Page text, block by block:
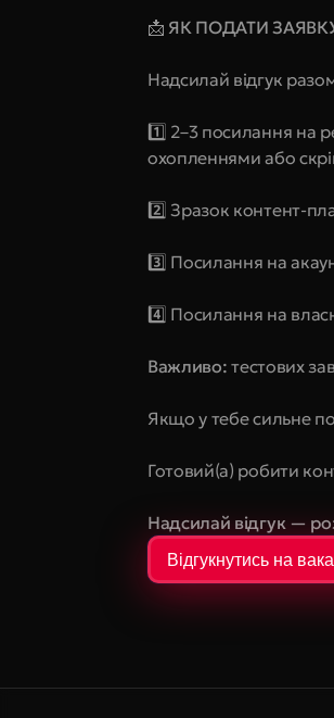
📩 ЯК ПОДАТИ
Надсилай відгук
1️⃣ 2–3 посилання на
охопленнями або
2️⃣ Зразок контент-
3️⃣ Посилання на
4️⃣ Посилання на
Важливо: тестових
Якщо у тебе сильне
Готовий(а) робити
Надсилай відгук —
Відгукнутись на